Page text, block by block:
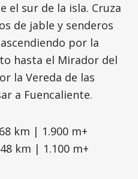
el sur de la isla. Cruza
de jable y senderos
por la
hasta el Mirador del
la Vereda de las
a Fuencaliente.
68 km | 1.900 m+
48 km | 1.100 m+